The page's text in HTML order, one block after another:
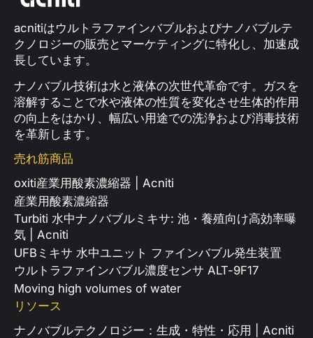
acnitiはウルトラファインバブルおよびナノバブルテ
クノロジーの販売とマーケティングに特化し、加速成
長しています。
ナノバブル技術は水と液体の次世代革命です。ガスを
溶解することで水や液体の性質を変化させ生体的作用
の向上をはかり、幅広い用途での洗浄および消毒技術
を革新します。
売れ筋商品
oxiti産業用酸素濃縮器 | Acniti
産業用酸素濃縮器
Turbiti 水中ナノバブルミキサ: 池・養殖向け高効率曝
気 | Acniti
UFBミキサ 水中ユニット ファインバブル発生装置
ウルトラファインバブル濃度センサ ALT-9F17
Moving high volumes of water
リソース
ナノバブルテクノロジー：生成・特性・応用 | Acniti